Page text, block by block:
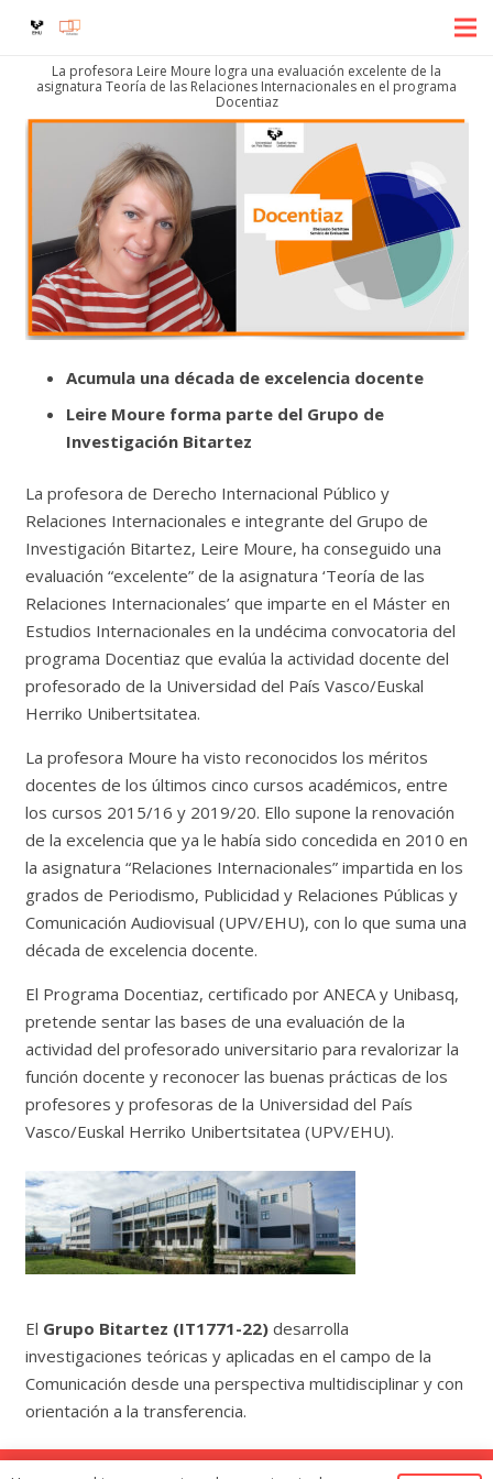
La profesora Leire Moure logra una evaluación excelente de la
asignatura Teoría de las Relaciones Internacionales en el programa
Docentiaz
Acumula una década de excelencia docente
Leire Moure forma parte del Grupo de
Investigación Bitartez
La profesora de Derecho Internacional Público y
Relaciones Internacionales e integrante del Grupo de
Investigación Bitartez, Leire Moure, ha conseguido una
evaluación “excelente” de la asignatura ‘Teoría de las
Relaciones Internacionales’ que imparte en el Máster en
Estudios Internacionales en la undécima convocatoria del
programa Docentiaz que evalúa la actividad docente del
profesorado de la Universidad del País Vasco/Euskal
Herriko Unibertsitatea.
La profesora Moure ha visto reconocidos los méritos
docentes de los últimos cinco cursos académicos, entre
los cursos 2015/16 y 2019/20. Ello supone la renovación
de la excelencia que ya le había sido concedida en 2010 en
la asignatura “Relaciones Internacionales” impartida en los
grados de Periodismo, Publicidad y Relaciones Públicas y
Comunicación Audiovisual (UPV/EHU), con lo que suma una
década de excelencia docente.
El Programa Docentiaz, certificado por ANECA y Unibasq,
pretende sentar las bases de una evaluación de la
actividad del profesorado universitario para revalorizar la
función docente y reconocer las buenas prácticas de los
profesores y profesoras de la Universidad del País
Vasco/Euskal Herriko Unibertsitatea (UPV/EHU).
El Grupo Bitartez (IT1771-22)desarrolla
investigaciones teóricas y aplicadas en el campo de la
Comunicación desde una perspectiva multidisciplinar y con
orientación a la transferencia.